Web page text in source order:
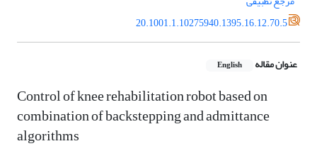
20.1001.1.10275940.1395.16.12.70.5
عنوان مقاله English
Control of knee rehabilitation robot based on
combination of backstepping and admittance
algorithms